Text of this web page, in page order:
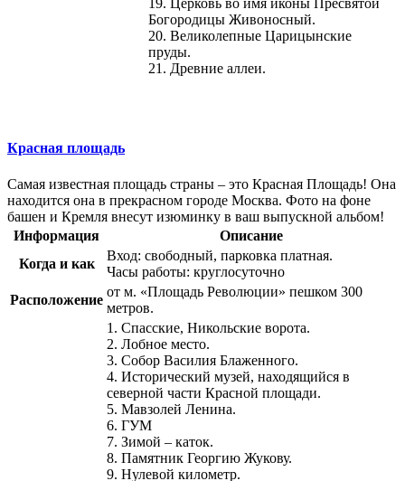
19. Церковь во имя иконы Пресвятой
Богородицы Живоносный.
20. Великолепные Царицынские
пруды.
21. Древние аллеи.
Красная площадь
Самая известная площадь страны – это Красная Площадь! Она
находится она в прекрасном городе Москва. Фото на фоне
башен и Кремля внесут изюминку в ваш выпускной альбом!
Информация
Описание
Когда и как
Вход: свободный, парковка платная.
Часы работы: круглосуточно
Расположение
от м. «Площадь Революции» пешком 300
метров.
1. Спасские, Никольские ворота.
2. Лобное место.
3. Собор Василия Блаженного.
4. Исторический музей, находящийся в
северной части Красной площади.
5. Мавзолей Ленина.
6. ГУМ
7. Зимой – каток.
8. Памятник Георгию Жукову.
9. Нулевой километр.